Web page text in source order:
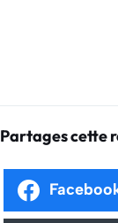
Partages cette